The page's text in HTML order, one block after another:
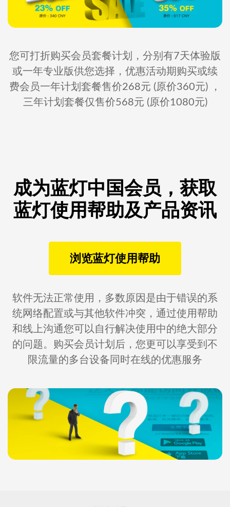
您可打折购买会员套餐计划，分别有7天体验版
或一年专业版供您选择，优惠活动期购买或续
费会员一年计划套餐售价268元 (原价360元) ，
三年计划套餐仅售价568元 (原价1080元)
成为蓝灯中国会员，获取
蓝灯使用帮助及产品资讯
浏览蓝灯使用帮助
软件无法正常使用，多数原因是由于错误的系
统网络配置或与其他软件冲突，通过使用帮助
和线上沟通您可以自行解决使用中的绝大部分
的问题。购买会员计划后，您更可以享受到不
限流量的多台设备同时在线的优惠服务